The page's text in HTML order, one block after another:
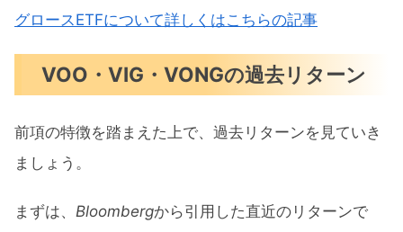
グロースETFについて詳しくはこちらの記事
VOO・VIG・VONGの過去リターン
前項の特徴を踏まえた上で、過去リターンを見ていき
ましょう。
まずは、 Bloombergから引用した直近のリターンで